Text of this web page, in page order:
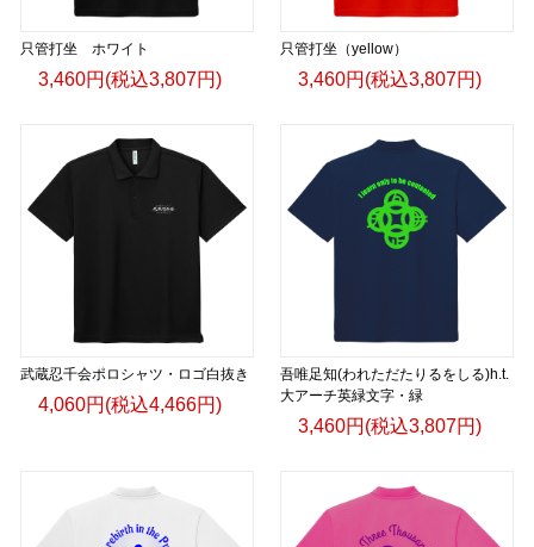
只管打坐 ホワイト
3,460円(税込3,807円)
只管打坐（yellow）
3,460円(税込3,807円)
武蔵忍千会ポロシャツ・ロゴ白抜き
4,060円(税込4,466円)
吾唯足知(われただたりるをしる)h.t.
大アーチ英緑文字・緑
3,460円(税込3,807円)